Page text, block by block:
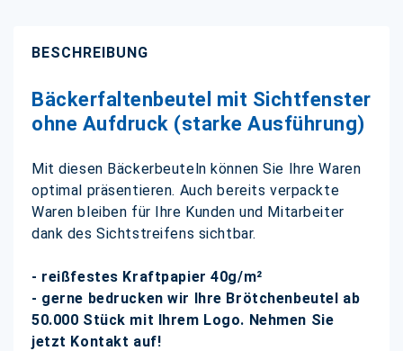
BESCHREIBUNG
Bäckerfaltenbeutel mit Sichtfenster
ohne Aufdruck (starke Ausführung)
Mit diesen Bäckerbeuteln können Sie Ihre Waren
optimal präsentieren. Auch bereits verpackte
Waren bleiben für Ihre Kunden und Mitarbeiter
dank des Sichtstreifens sichtbar.
- reißfestes Kraftpapier 40g/m²
- gerne bedrucken wir Ihre Brötchenbeutel ab
50.000 Stück mit Ihrem Logo. Nehmen Sie
jetzt Kontakt auf!